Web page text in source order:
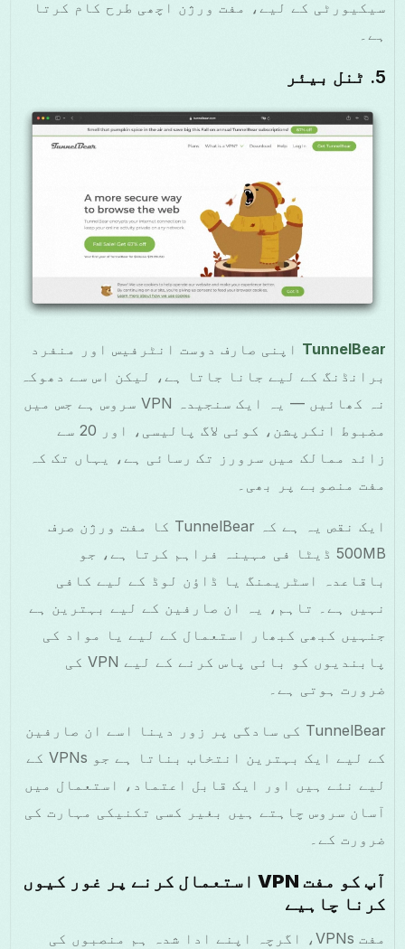
سیکیورٹی کے لیے، مفت ورژن اچھی طرح کام کرتا
ہے۔
5. ٹنل بیئر
TunnelBear اپنی صارف دوست انٹرفیس اور منفرد
برانڈنگ کے لیے جانا جاتا ہے، لیکن اس سے دھوکہ
نہ کھائیں — یہ ایک سنجیدہ VPN سروس ہے جس میں
مضبوط انکرپشن، کوئی لاگ پالیسی، اور 20 سے
زائد ممالک میں سرورز تک رسائی ہے، یہاں تک کہ
مفت منصوبے پر بھی۔
ایک نقص یہ ہے کہ TunnelBear کا مفت ورژن صرف
500MB ڈیٹا فی مہینہ فراہم کرتا ہے، جو
باقاعدہ اسٹریمنگ یا ڈاؤن لوڈ کے لیے کافی
نہیں ہے۔ تاہم، یہ ان صارفین کے لیے بہترین ہے
جنہیں کبھی کبھار استعمال کے لیے یا مواد کی
پابندیوں کو بائی پاس کرنے کے لیے VPN کی
ضرورت ہوتی ہے۔
TunnelBear کی سادگی پر زور دینا اسے ان صارفین
کے لیے ایک بہترین انتخاب بناتا ہے جو VPNs کے
لیے نئے ہیں اور ایک قابل اعتماد، استعمال میں
آسان سروس چاہتے ہیں بغیر کسی تکنیکی مہارت کی
ضرورت کے۔
آپ کو مفت VPN استعمال کرنے پر غور کیوں
کرنا چاہیے
مفت VPNs، اگرچہ اپنے ادا شدہ ہم منصبوں کی